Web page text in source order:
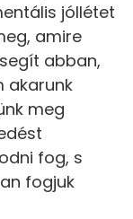
jóllétet
amire
abban,
akarunk
meg
fog, s
fogjuk